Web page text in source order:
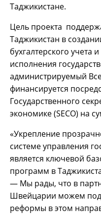
Таджикистане.
Цель проекта
Таджикистан в
бухгалтерского учета
исполнения
администрируемый
финансируется
Государственного
экономике (SECO) на
«Укрепление
системе управления
является ключевой
программ в
— Мы рады, что в
Швейцарии можем
реформы в этом